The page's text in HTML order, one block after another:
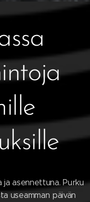
ja asennettuna. Purku
useamman päivän